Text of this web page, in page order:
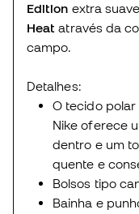
Edition extra
Heat através da
campo.
Detalhes:
O tecido
Nike oferece
dentro e um
quente e
Bolsos tipo
Bainha e